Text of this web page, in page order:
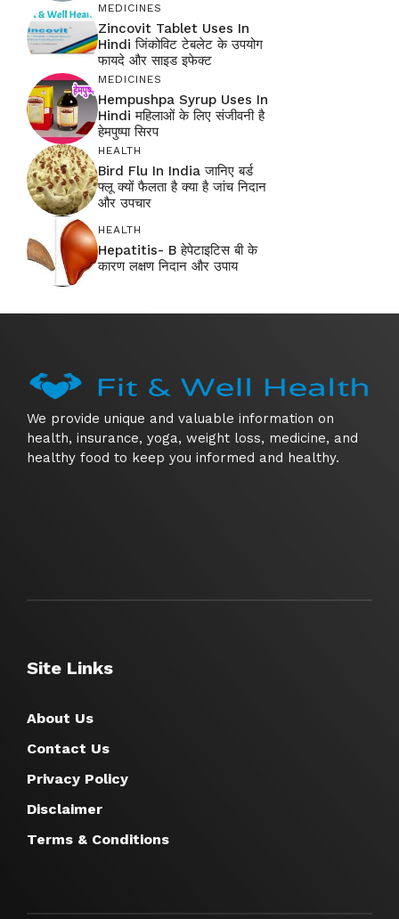
MEDICINES
Zincovit Tablet Uses In
Hindi जिंकोविट टेबलेट के उपयोग
फायदे और साइड इफेक्ट
MEDICINES
Hempushpa Syrup Uses In
Hindi महिलाओं के लिए संजीवनी है
हेमपुष्पा सिरप
HEALTH
Bird Flu In India जानिए बर्ड
फ्लू क्यों फैलता है क्या है जांच निदान
और उपचार
HEALTH
Hepatitis- B हेपेटाइटिस बी के
कारण लक्षण निदान और उपाय
We provide unique and valuable information on
health, insurance, yoga, weight loss, medicine, and
healthy food to keep you informed and healthy.
Site Links
About Us
Contact Us
Privacy Policy
Disclaimer
Terms & Conditions